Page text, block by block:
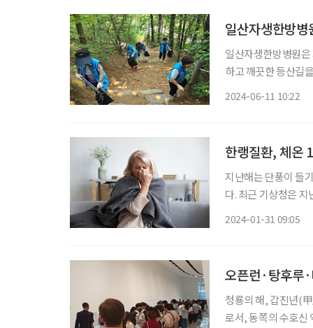
일산자생한방병
일산자생한방병원
하고 깨끗한 등산길
2024-06-11 10:22
한랭질환, 체온
지난해는 단풍이 들
다. 최근 기상청은
2024-01-31 09:05
오픈런·탕후루
청룡의 해, 갑진년(
로서, 동쪽의 수호신